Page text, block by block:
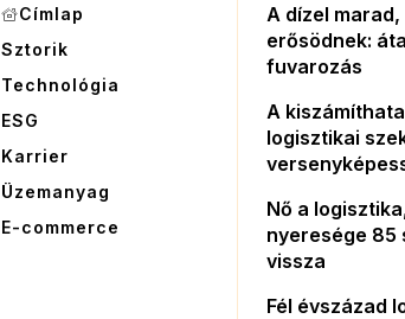
Címlap
Sztorik
Technológia
ESG
Karrier
Üzemanyag
E-commerce
A dízel
erősödnek:
fuvarozás
A
logisztikai
Nő a
nyeresége 85
vissza
Fél évszázad